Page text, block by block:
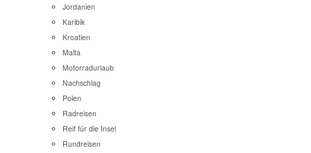
Jordanien
Karibik
Kroatien
Malta
Motorradurlaub
Nachschlag
Polen
Radreisen
Reif für die Insel
Rundreisen